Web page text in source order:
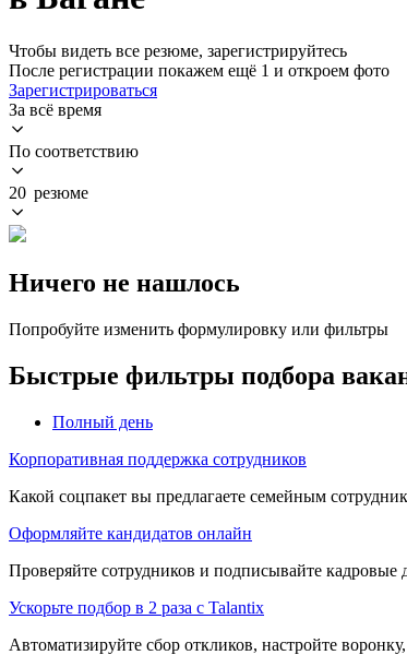
Чтобы видеть все резюме, зарегистрируйтесь
После регистрации покажем ещё 1 и откроем фото
Зарегистрироваться
За всё время
По соответствию
20 резюме
Ничего не нашлось
Попробуйте изменить формулировку или фильтры
Быстрые фильтры подбора
Полный день
Корпоративная поддержка сотрудников
Какой соцпакет вы предлагаете семейным
Оформляйте кандидатов онлайн
Проверяйте сотрудников и подписывайте
Ускорьте подбор в 2 раза с Talantix
Автоматизируйте сбор откликов, настройте